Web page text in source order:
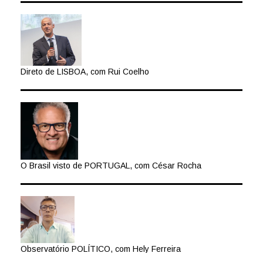
Direto de LISBOA, com Rui Coelho
O Brasil visto de PORTUGAL, com César Rocha
Observatório POLÍTICO, com Hely Ferreira